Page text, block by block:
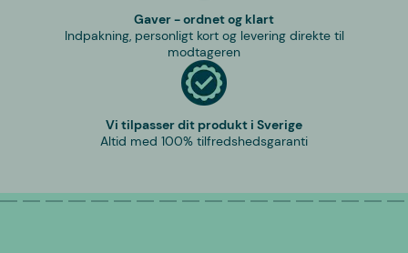
Gaver - ordnet og klart
Indpakning, personligt kort og levering direkte til
modtageren
Vi tilpasser dit produkt i Sverige
Altid med 100% tilfredshedsgaranti